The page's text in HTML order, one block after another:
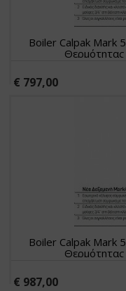
Boiler Calpak Mark
€ 797,00
Boiler Calpak Mark
€ 987,00